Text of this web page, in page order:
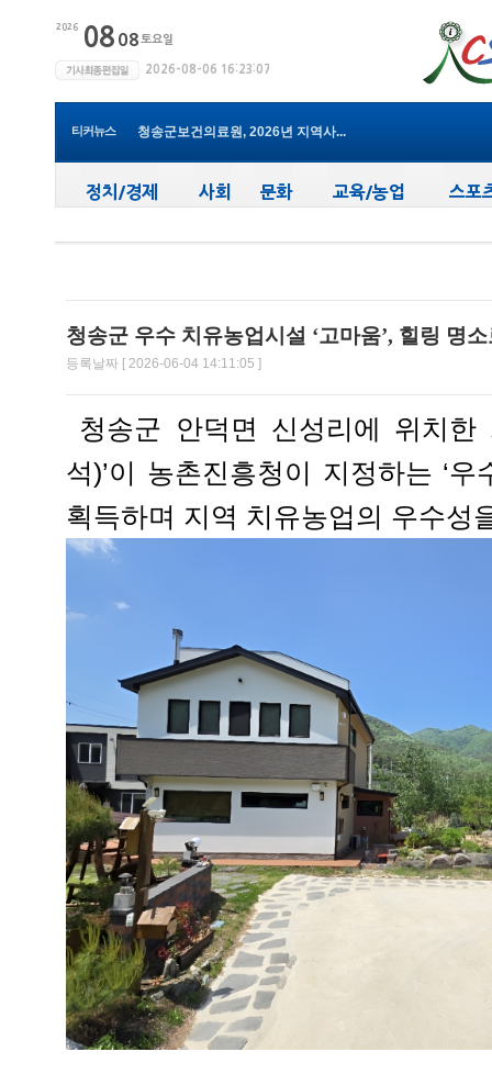
티커뉴스
윤경희 청송군수, 휴가 반납하고 ...
(사)한국여성농업인 청송군연합회...
청송군보건의료원, 2026년 지역사...
청송군보건의료원, 찾아가는 아토...
청송군, 객주 파크골프장 및 청송...
청송군 우수 치유농업시설 ‘고마움’, 힐링 명
등록날짜 [ 2026-06-04 14:11:05 ]
청송군 안덕면 신성리에 위치한
석)’이 농촌진흥청이 지정하는 ‘
획득하며 지역 치유농업의 우수성